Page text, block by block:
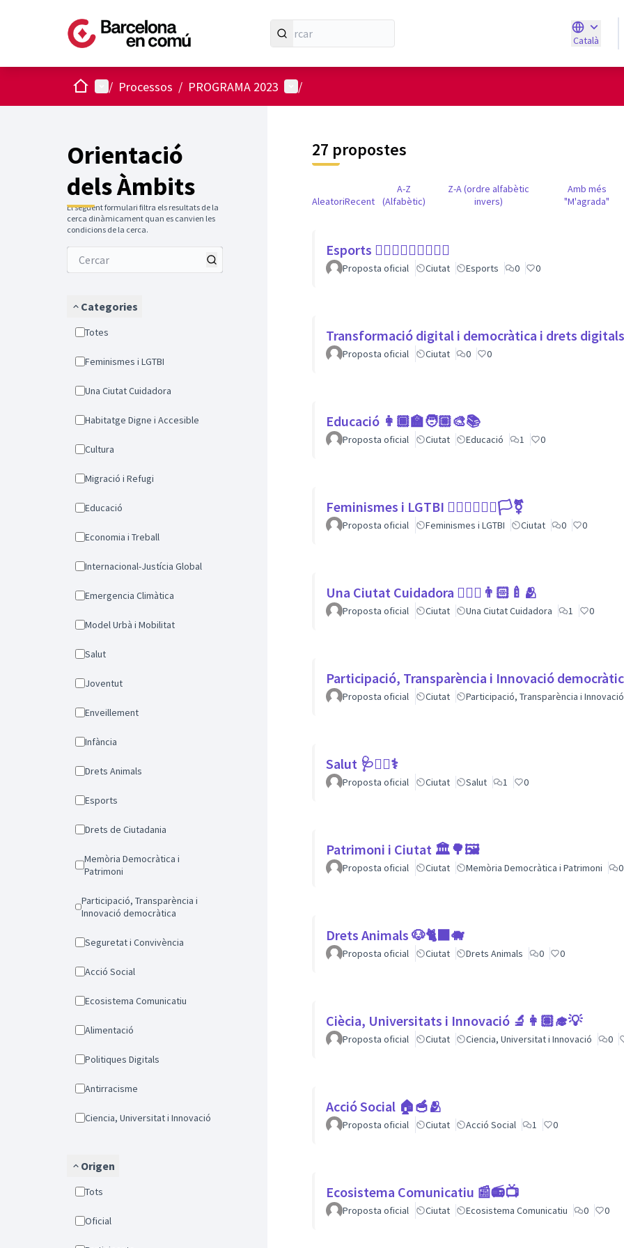
Català
Triar la
Inici Menú principal
/ Processos / PROGRAMA 2023 Menú d'usuari
/
Orientació
dels Àmbits
El següent formulari filtra els resultats de la
cerca dinàmicament quan es canvien les
condicions de la cerca.
Categories
Totes
Feminismes i LGTBI
Una Ciutat Cuidadora
Habitatge Digne i Accesible
Cultura
Migració i Refugi
Educació
Economia i Treball
Internacional-Justícia Global
Emergencia Climàtica
Model Urbà i Mobilitat
Salut
Joventut
Enveillement
Infància
Drets Animals
Esports
Drets de Ciutadania
Memòria Democràtica i
Patrimoni
Participació, Transparència i
Innovació democràtica
Seguretat i Convivència
Acció Social
Ecosistema Comunicatiu
Alimentació
Politiques Digitals
Antirracisme
Ciencia, Universitat i Innovació
Origen
Tots
Oficial
27 propostes
AleatoriRecent
A-Z
(Alfabètic)
Z-A (ordre alfabètic
invers)
Amb més
"M'agrada"
Esports 🏃🏾‍♀⛹🏼‍♀🏄🏼‍♂
Proposta oficial Ciutat Esports 0 0
Transformació digital i democràtica i drets
Proposta oficial Ciutat 0 0
Educació 👩🏾‍🏫🧑🏼‍🎨📚
Proposta oficial Ciutat Educació 1 0
Feminismes i LGTBI 💁🏽‍♀👩‍❤️‍👩🏳️‍⚧️
Proposta oficial Feminismes i LGTBI Ciutat 0 0
Una Ciutat Cuidadora 💆🏾‍♀️👨🏻‍🍼🫂
Proposta oficial Ciutat Una Ciutat Cuidadora 1 0
Participació, Transparència i Innovació
Proposta oficial Ciutat Participació, Transparència i
Salut 🩺👩‍⚕️⚕
Proposta oficial Ciutat Salut 1 0
Patrimoni i Ciutat 🏛🌳🖼
Proposta oficial Ciutat Memòria Democràtica i Patrimoni 0
Drets Animals 🐶🐈‍⬛️🐗
Proposta oficial Ciutat Drets Animals 0 0
Ciècia, Universitats i Innovació 🔬👩🏽‍🎓💡
Proposta oficial Ciutat Ciencia, Universitat i Innovació 0
Acció Social 🏠🥣🫂
Proposta oficial Ciutat Acció Social 1 0
Ecosistema Comunicatiu 📰📻📺
Proposta oficial Ciutat Ecosistema Comunicatiu 0 0